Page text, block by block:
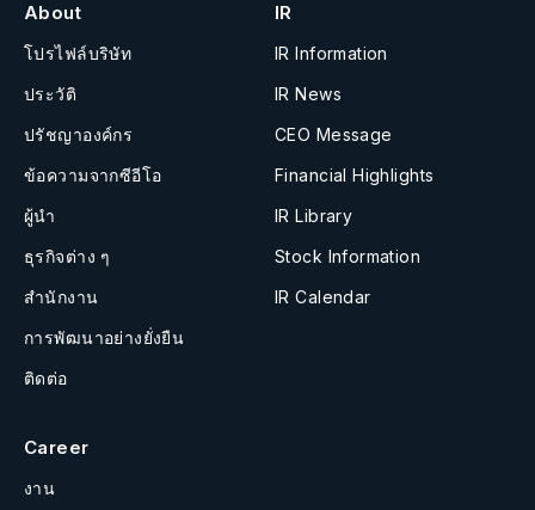
About
โปรไฟล์บริษัท
ประวัติ
ปรัชญาองค์กร
ข้อความจากซีอีโอ
ผู้นำ
ธุรกิจต่าง ๆ
สำนักงาน
การพัฒนาอย่างยั่งยืน
ติดต่อ
IR
IR Information
IR News
CEO Message
Financial Highlights
IR Library
Stock Information
IR Calendar
Career
งาน